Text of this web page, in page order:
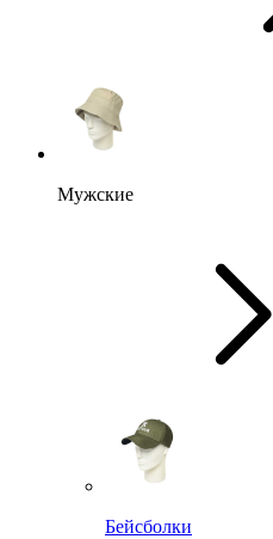
Мужские
Бейсболки